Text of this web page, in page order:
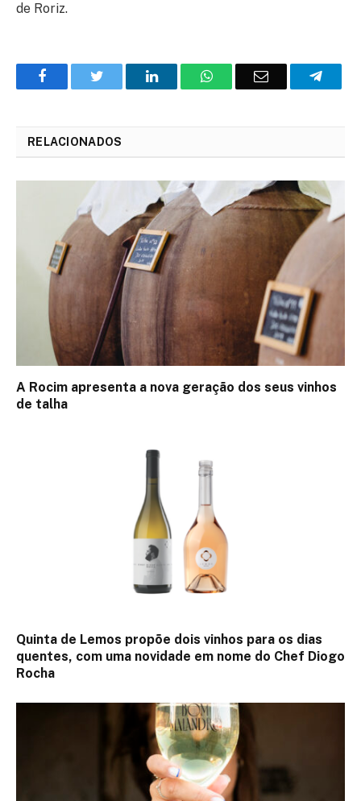
de Roriz.
FacebookTwitter
O
WhatsAppE-
RELACIONADOS
A Rocim apresenta a nova geração dos seus vinhos
de talha
Quinta de Lemos propõe dois vinhos para os dias
quentes, com uma novidade em nome do Chef Diogo
Rocha